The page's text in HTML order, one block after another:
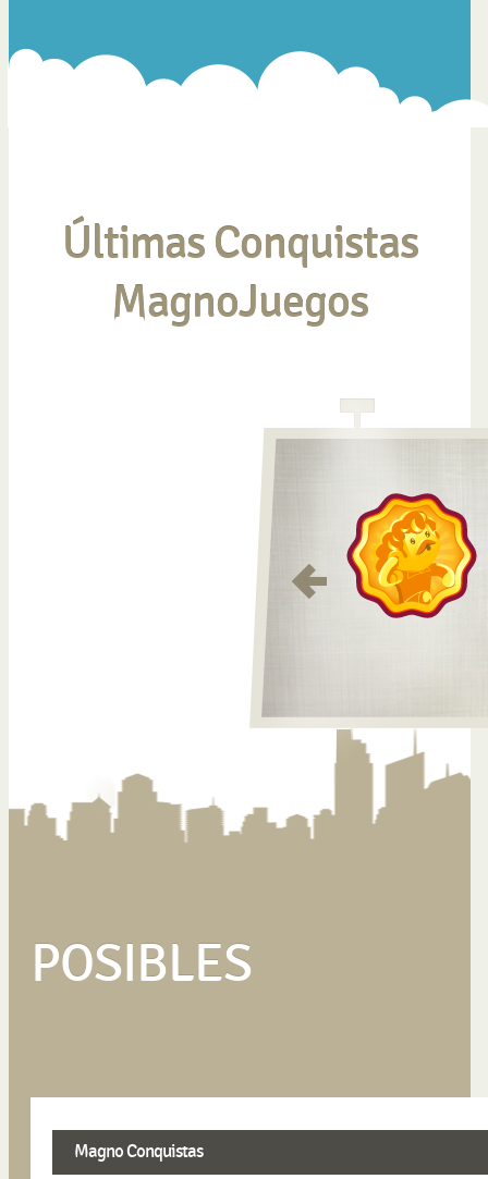
Últimas Conquistas
MagnoJuegos
POSIBLES
Magno Conquistas